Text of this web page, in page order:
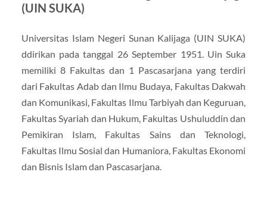
(UIN SUKA)
Universitas Islam Negeri Sunan Kalijaga (UIN SUKA)
ddirikan pada tanggal 26 September 1951. Uin Suka
memiliki 8 Fakultas dan 1 Pascasarjana yang terdiri
dari Fakultas Adab dan Ilmu Budaya, Fakultas Dakwah
dan Komunikasi, Fakultas Ilmu Tarbiyah dan Keguruan,
Fakultas Syariah dan Hukum, Fakultas Ushuluddin dan
Pemikiran Islam, Fakultas Sains dan Teknologi,
Fakultas Ilmu Sosial dan Humaniora, Fakultas Ekonomi
dan Bisnis Islam dan Pascasarjana.